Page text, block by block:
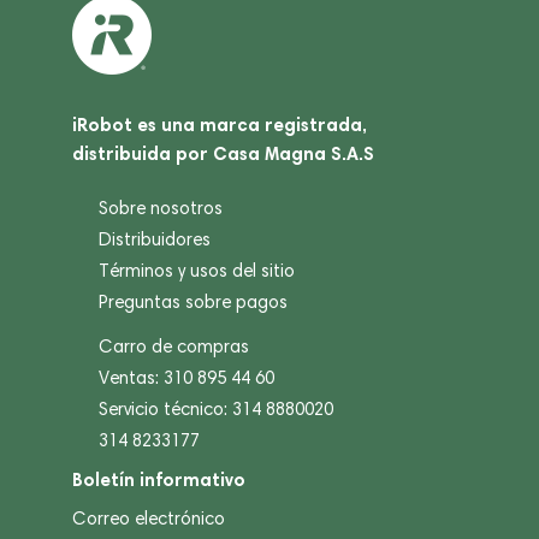
iRobot es una marca registrada,
distribuida por Casa Magna S.A.S
Sobre nosotros
Distribuidores
Términos y usos del sitio
Preguntas sobre pagos
Carro de compras
Ventas: 310 895 44 60
Servicio técnico: 314 8880020
314 8233177
Boletín informativo
Correo electrónico